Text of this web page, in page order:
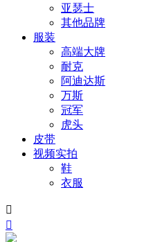
亚瑟士
其他品牌
服装
高端大牌
耐克
阿迪达斯
万斯
冠军
虎头
皮带
视频实拍
鞋
衣服

